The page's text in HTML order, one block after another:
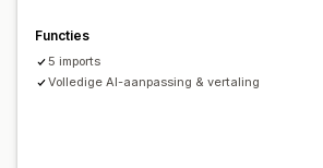
Inkooplocaties
Argentinië
Filipijnen Finland Frankrijk Ierland
Functies
5 imports
Volledige AI-aanpassing & vertaling